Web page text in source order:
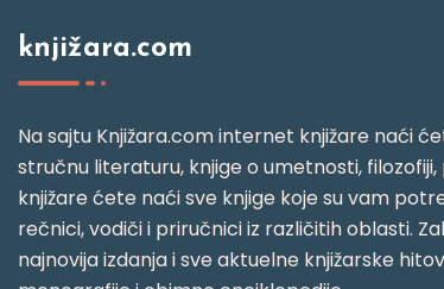
knjižara.com
Na sajtu Knjižara.com internet knjižare naći
stručnu literaturu, knjige o umetnosti,
knjižare ćete naći sve knjige koje su vam
rečnici, vodiči i priručnici iz različitih oblasti.
najnovija izdanja i sve aktuelne knjižarske